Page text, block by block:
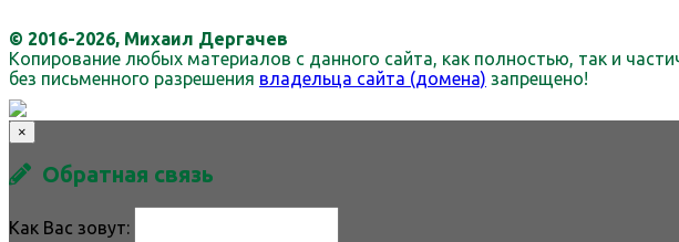
© 2016-2026, Михаил Дергачев
Копирование любых материалов с данного сайта, как полностью, так и
без письменного разрешения владельца сайта (домена) запрещено!
×
Обратная связь
Как Вас зовут: